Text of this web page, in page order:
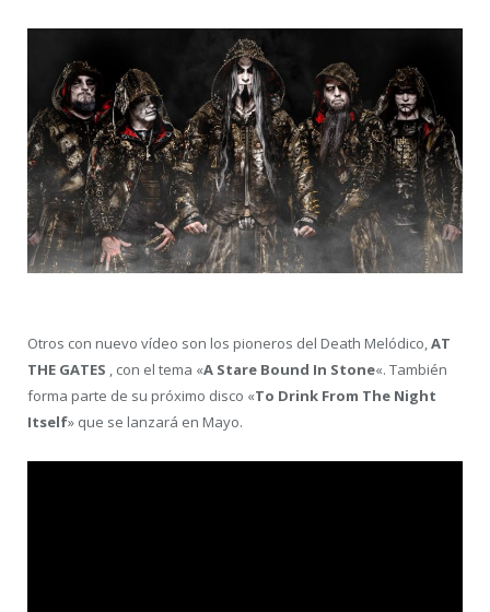
Otros con nuevo vídeo son los pioneros del Death Melódico,AT
THE GATES , con el tema «A Stare Bound In Stone«. También
forma parte de su próximo disco «To Drink From The Night
Itself» que se lanzará en Mayo.